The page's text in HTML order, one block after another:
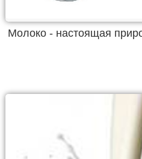
Молоко - настоящая